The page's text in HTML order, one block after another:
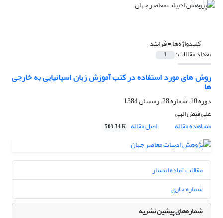
کلیدواژه‌ها =فرایند
تعداد مقالات: 1
روش های مورد استفاده در کتب آموزش زبان اسپانیایی به خارجی
ها
دوره 10، شماره 28، زمستان 1384
علی فیض الهی
مشاهده مقاله
اصل مقاله 508.34 K
مقالات آماده انتشار
شماره جاری
شماره‌های پیشین نشریه